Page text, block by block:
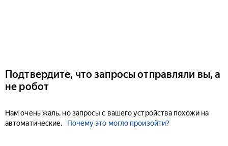
Подтвердите, что запросы отправляли вы, а
не робот
Нам очень жаль, но запросы с вашего устройства похожи на
автоматические.
Почему это могло произойти?